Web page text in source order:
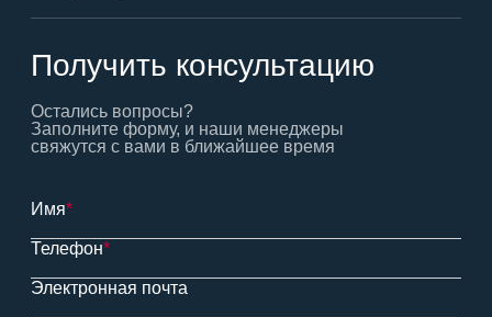
Получить консультацию
Остались вопросы?
Заполните форму, и наши менеджеры
свяжутся с вами в ближайшее время
Имя*
Телефон*
Электронная почта